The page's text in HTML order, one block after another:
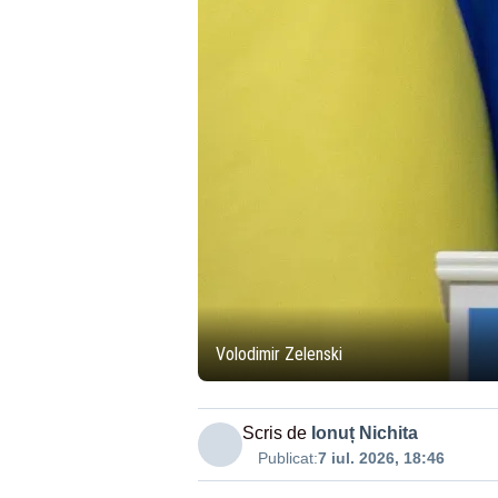
Volodimir Zelenski
Scris de Ionuț Nichita
Publicat:7 iul. 2026, 18:46